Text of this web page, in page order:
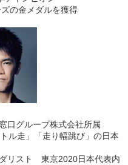
の金メダルを獲得
口グループ株式会社所属
ル走」「走り幅跳び」の日本
リスト 東京2020日本代表内